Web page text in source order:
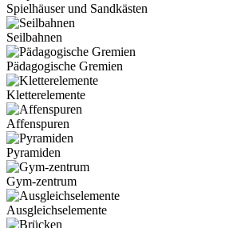
Spielhäuser und Sandkästen
Seilbahnen
Pädagogische Gremien
Kletterelemente
Affenspuren
Pyramiden
Gym-zentrum
Ausgleichselemente